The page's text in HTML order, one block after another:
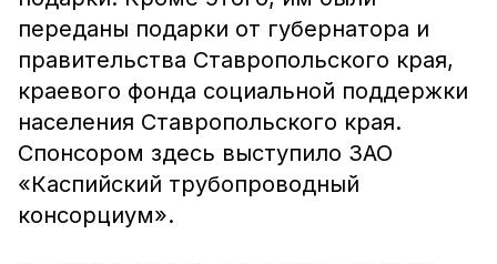
переданы подарки от губернатора и
правительства Ставропольского края,
краевого фонда социальной поддержки
населения Ставропольского края.
Спонсором здесь выступило ЗАО
«Каспийский трубопроводный
консорциум».